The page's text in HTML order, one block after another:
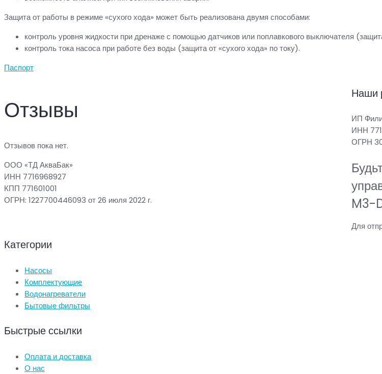
Защита от работы в режиме «сухого хода» может быть реализована двумя способами:
контроль уровня жидкости при дренаже с помощью датчиков или поплавкового выключателя
контроль тока насоса при работе без воды (защита от «сухого хода» по току).
Паспорт
Отзывы
Отзывов пока нет.
M3-
Для
Наши
ИП
ИНН
ОГРН
ООО «ТД АкваБак»
ИНН 7716968927
КПП 771601001
ОГРН: 1227700446093 от 26 июля 2022 г.
Категории
Насосы
Комплектующие
Водонагреватели
Бытовые фильтры
Быстрые ссылки
Оплата и доставка
О нас